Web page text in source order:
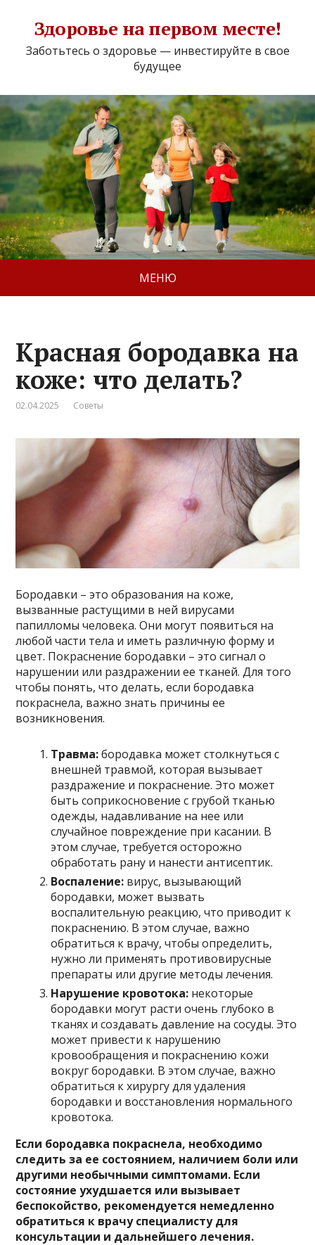
Здоровье на первом месте!
Заботьтесь о здоровье — инвестируйте в свое
будущее
МЕНЮ
Красная бородавка на
коже: что делать?
02.04.2025 Советы
Бородавки – это образования на коже,
вызванные растущими в ней вирусами
папилломы человека. Они могут появиться на
любой части тела и иметь различную форму и
цвет. Покраснение бородавки – это сигнал о
нарушении или раздражении ее тканей. Для того
чтобы понять, что делать, если бородавка
покраснела, важно знать причины ее
возникновения.
Травма:бородавка может столкнуться с
внешней травмой, которая вызывает
раздражение и покраснение. Это может
быть соприкосновение с грубой тканью
одежды, надавливание на нее или
случайное повреждение при касании. В
этом случае, требуется осторожно
обработать рану и нанести антисептик.
Воспаление: вирус, вызывающий
бородавки, может вызвать
воспалительную реакцию, что приводит к
покраснению. В этом случае, важно
обратиться к врачу, чтобы определить,
нужно ли применять противовирусные
препараты или другие методы лечения.
Нарушение кровотока: некоторые
бородавки могут расти очень глубоко в
тканях и создавать давление на сосуды. Это
может привести к нарушению
кровообращения и покраснению кожи
вокруг бородавки. В этом случае, важно
обратиться к хирургу для удаления
бородавки и восстановления нормального
кровотока.
Если бородавка покраснела, необходимо
следить за ее состоянием, наличием боли или
другими необычными симптомами. Если
состояние ухудшается или вызывает
беспокойство, рекомендуется немедленно
обратиться к врачу специалисту для
консультации и дальнейшего лечения.